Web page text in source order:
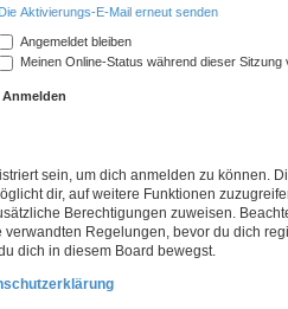
Die Aktivierungs-E-Mail erneut senden
Angemeldet bleiben
Meinen Online-Status während dieser Sitzung
sein, um dich anmelden zu können.
dir, auf weitere Funktionen
Berechtigungen zuweisen.
Regelungen, bevor du dich
dich in diesem Board bewegst.